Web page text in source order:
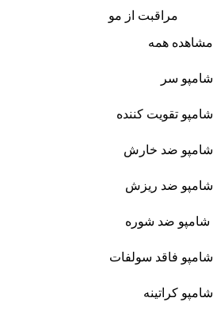
مراقبت از مو
مشاهده همه
شامپو سر
شامپو تقویت کننده
شامپو ضد خارش
شامپو ضد ریزش
شامپو ضد شوره
شامپو فاقد سولفات
شامپو کراتینه